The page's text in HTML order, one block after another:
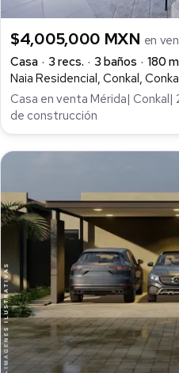
$4,005,000 MXN en
Casa
3 recs. 3 baños
180
Naia Residencial, Conkal,
Casa en venta Mérida| Conkal|
de construcción